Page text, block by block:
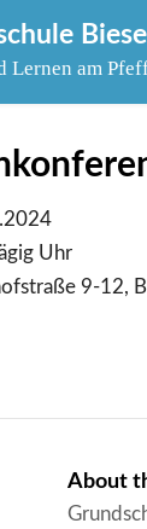
Lernen am
Uhr
9-12,
About